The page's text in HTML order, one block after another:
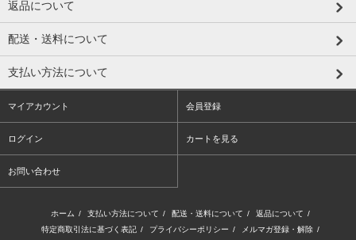
返品について
配送・送料について
支払い方法について
マイアカウント 会員登録
ログイン カートを見る
お問い合わせ
ホーム / 支払い方法について / 配送・送料について / 返品について /
特定商取引法に基づく表記 / プライバシーポリシー / メルマガ登録・解除 /